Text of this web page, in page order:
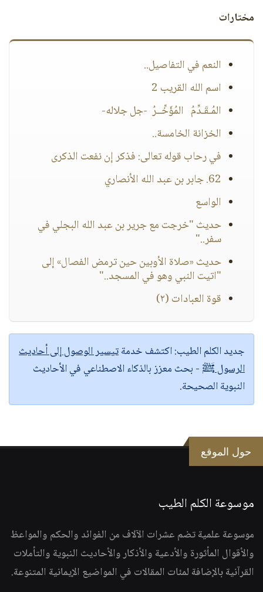
مختارات
النعم في التفاصيل..
اسم الله القريب 2
المُـقَـدِّمُ المُؤَخِّــرُ -جل جلاله-
الخزانة الخامسة..
في رحاب قوله تعالى: فذكر إن نفعت الذكرى
62. جابر بن عبد الله الأنصاري
الواسع
حديث "خرجت مع جرير بن عبد الله البجلي في
سفر.."
حديث «صلاة الأوبين حين ترمض الفصال» إلى
"اتيت النبي وهو في المسجد.."
قوة العبادات (٢)
جديد الكلم الطيب:اكتشف خدمةتيسير الوصول إلى أحاديث
الرسول ﷺ - بحث معزز بالذكاء الاصطناعي في الأحاديث
النبوية الصحيحة.
حول الموقع
موسوعة الكلم الطيب
موسوعة علمية تضم عشرات الآلاف من الفوائد والحكم والمواعظ
والأقوال المأثورة والأدعية والأذكار والأحاديث النبوية والتأملات
القرآنية بالإضافة لمئات المقالات في المواضيع الإيمانية المتنوعة.